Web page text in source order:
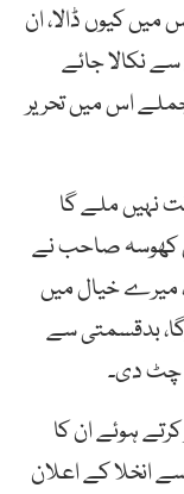
میں کیوں ڈالا، ان
سے نکالا جائے
اس میں تحریر
نہیں ملے گا
کھوسہ صاحب نے
میرے خیال میں
بدقسمتی سے
چٹ دی۔
ہوئے ان کا
انخلا کے اعلان